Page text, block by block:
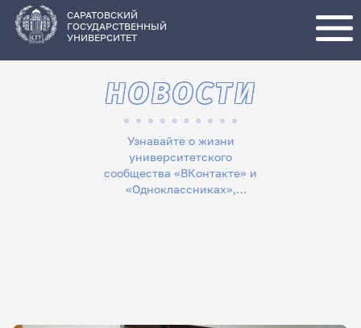
основному
содержанию
САРАТОВСКИЙ
ГОСУДАРСТВЕННЫЙ
УНИВЕРСИТЕТ
Узнавайте о жизни
университетского
сообщества «ВКонтакте» и
«Одноклассниках»,
НОВОСТИ